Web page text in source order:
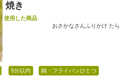
焼き
使用した商品
おさかなさんふりかけ たら
5分以内 鍋・フライパンひとつ